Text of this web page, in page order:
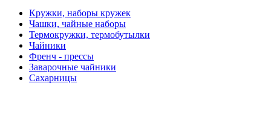
Кружки, наборы кружек
Чашки, чайные наборы
Термокружки, термобутылки
Чайники
Френч - прессы
Заварочные чайники
Сахарницы